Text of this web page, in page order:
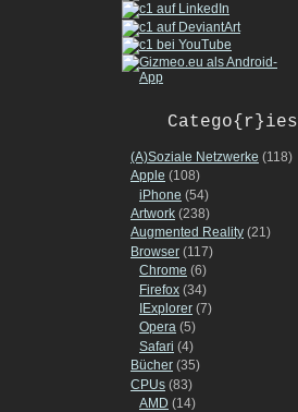
Catego{r}ies
(A)Soziale Netzwerke (118)
Apple (108)
iPhone (54)
Artwork (238)
Augmented Reality (21)
Browser (117)
Chrome (6)
Firefox (34)
IExplorer (7)
Opera (5)
Safari (4)
Bücher (35)
CPUs (83)
AMD (14)